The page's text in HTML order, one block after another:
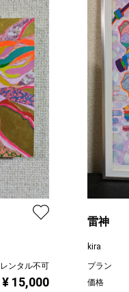
レンタル不可
¥ 15,000
雷神
kira
プラン
価格